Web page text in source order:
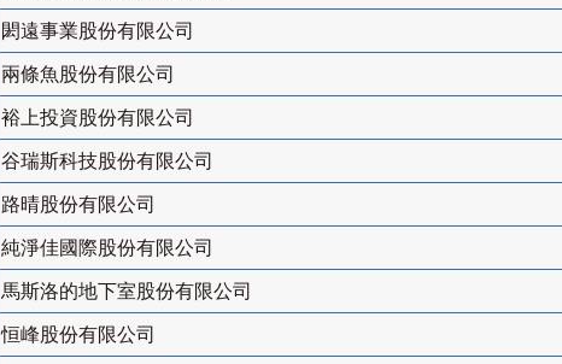
閎遠事業股份有限公司
兩條魚股份有限公司
裕上投資股份有限公司
谷瑞斯科技股份有限公司
路晴股份有限公司
純淨佳國際股份有限公司
馬斯洛的地下室股份有限公司
恒峰股份有限公司